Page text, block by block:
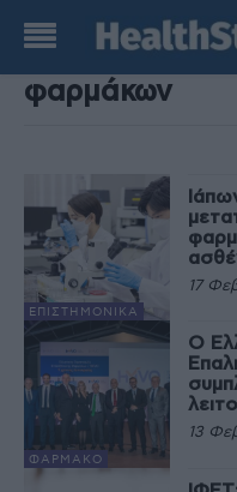
EΠΙΣΤΗΜΟΝΙΚΆ
17
ΦΆΡΜΑΚΟ
O
13